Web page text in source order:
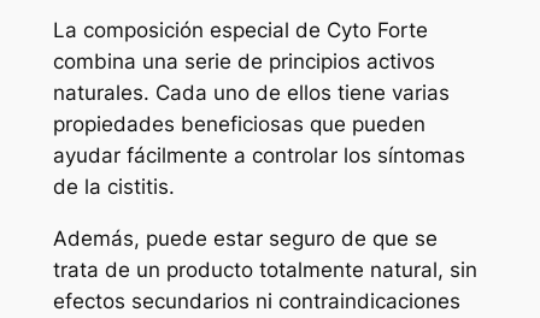
La composición especial de Cyto Forte
combina una serie de principios activos
naturales. Cada uno de ellos tiene varias
propiedades beneficiosas que pueden
ayudar fácilmente a controlar los síntomas
de la cistitis.
Además, puede estar seguro de que se
trata de un producto totalmente natural, sin
efectos secundarios ni contraindicaciones